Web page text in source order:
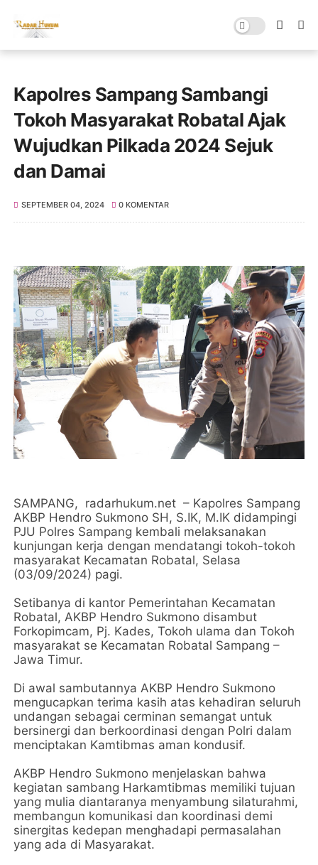
Kapolres Sampang Sambangi
Tokoh Masyarakat Robatal Ajak
Wujudkan Pilkada 2024 Sejuk
dan Damai
SEPTEMBER 04, 2024 0 KOMENTAR
SAMPANG, radarhukum.net – Kapolres Sampang
AKBP Hendro Sukmono SH, S.IK, M.IK didampingi
PJU Polres Sampang kembali melaksanakan
kunjungan kerja dengan mendatangi tokoh-tokoh
masyarakat Kecamatan Robatal, Selasa
(03/09/2024) pagi.
Setibanya di kantor Pemerintahan Kecamatan
Robatal, AKBP Hendro Sukmono disambut
Forkopimcam, Pj. Kades, Tokoh ulama dan Tokoh
masyarakat se Kecamatan Robatal Sampang –
Jawa Timur.
Di awal sambutannya AKBP Hendro Sukmono
mengucapkan terima kasih atas kehadiran seluruh
undangan sebagai cerminan semangat untuk
bersinergi dan berkoordinasi dengan Polri dalam
menciptakan Kamtibmas aman kondusif.
AKBP Hendro Sukmono menjelaskan bahwa
kegiatan sambang Harkamtibmas memiliki tujuan
yang mulia diantaranya menyambung silaturahmi,
membangun komunikasi dan koordinasi demi
sinergitas kedepan menghadapi permasalahan
yang ada di Masyarakat.